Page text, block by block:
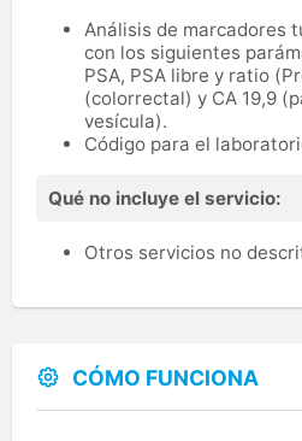
Análisis de marcadores
con los siguientes
PSA, PSA libre y ratio
(colorrectal) y CA 19,9
vesícula).
Código para el
Qué no incluye el servicio:
Otros servicios no
CÓMO FUNCIONA